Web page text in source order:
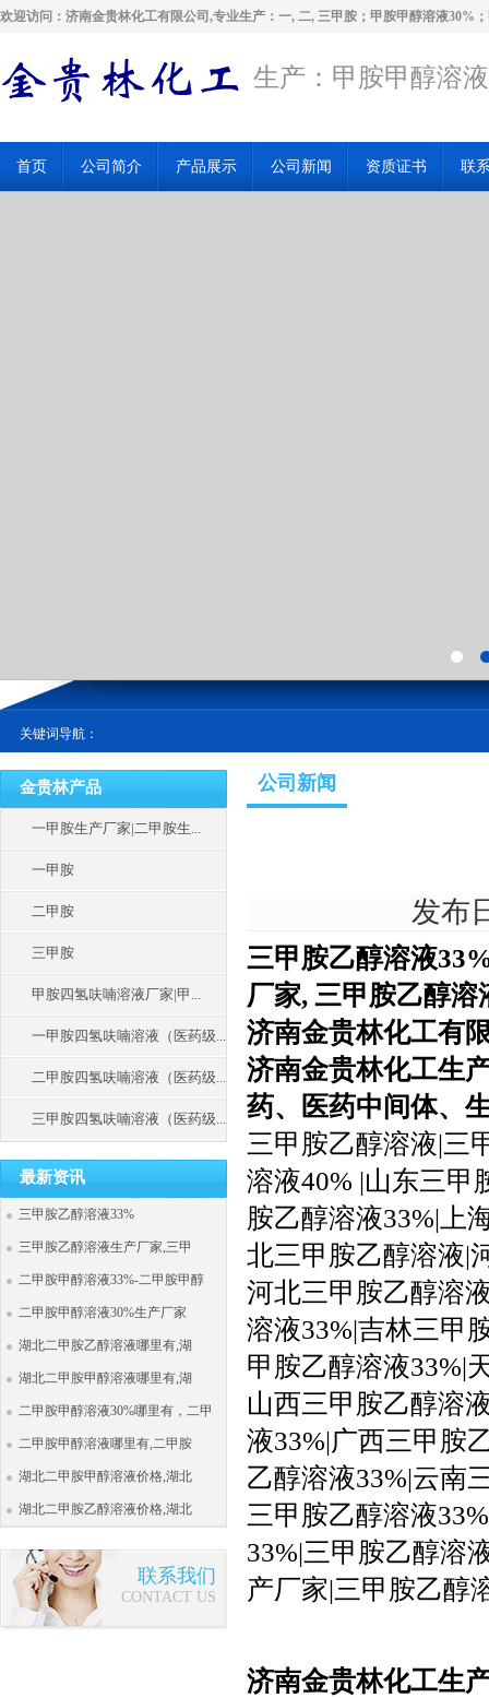
欢迎访问：济南金贵林化工有限公司,专业生产：一, 二, 三甲胺；甲胺甲醇溶液30%
生产：甲胺甲醇溶
首页 公司简介 产品展示 公司新闻 资质证书 联
关键词导航：
金贵林产品
一甲胺生产厂家|二甲胺生...
一甲胺
二甲胺
三甲胺
甲胺四氢呋喃溶液厂家|甲...
一甲胺四氢呋喃溶液（医药级...
二甲胺四氢呋喃溶液（医药级...
三甲胺四氢呋喃溶液（医药级...
最新资讯
三甲胺乙醇溶液33%
三甲胺乙醇溶液生产厂家,三甲
二甲胺甲醇溶液33%-二甲胺甲醇
二甲胺甲醇溶液30%生产厂家
湖北二甲胺乙醇溶液哪里有,湖
湖北二甲胺甲醇溶液哪里有,湖
二甲胺甲醇溶液30%哪里有，二甲
二甲胺甲醇溶液哪里有,二甲胺
湖北二甲胺甲醇溶液价格,湖北
湖北二甲胺乙醇溶液价格,湖北
联系我们
CONTACT US
公司新闻
发布
三甲胺乙醇溶液
厂家, 三甲胺乙醇
济南金贵林化工有
济南金贵林化工生
药、医药中间体、
三甲胺乙醇溶液|三
溶液40% |山东三甲
胺乙醇溶液33%|上
北三甲胺乙醇溶液|
河北三甲胺乙醇溶
溶液33%|吉林三甲
甲胺乙醇溶液33%|
山西三甲胺乙醇溶
液33%|广西三甲胺
乙醇溶液33%|云南
三甲胺乙醇溶液
33%|三甲胺乙醇溶
产厂家|三甲胺乙醇
济南金贵林化工生